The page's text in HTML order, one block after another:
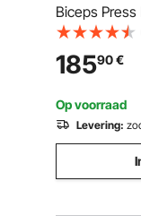
Biceps
verstelbare
18590€
Op voorraad
Levering: